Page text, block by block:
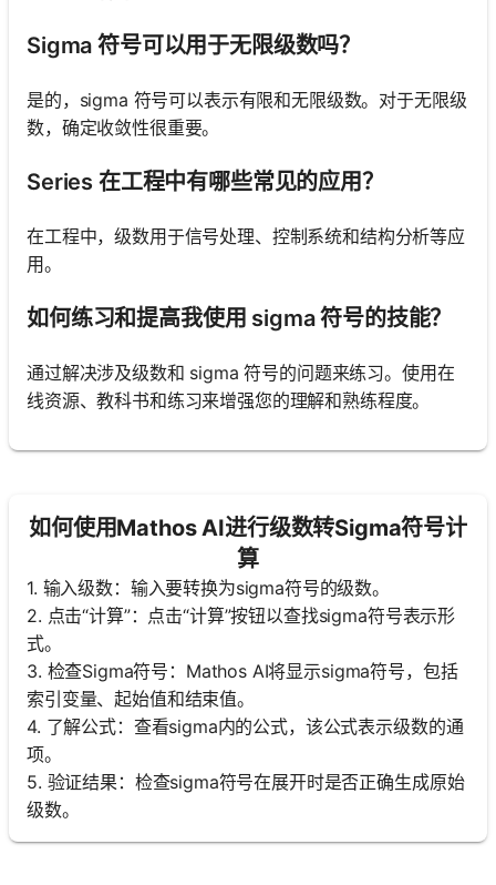
Sigma 符号可以用于无限级数吗？
是的，sigma 符号可以表示有限和无限级数。对于无限级
数，确定收敛性很重要。
Series 在工程中有哪些常见的应用？
在工程中，级数用于信号处理、控制系统和结构分析等应
用。
如何练习和提高我使用 sigma 符号的技能？
通过解决涉及级数和 sigma 符号的问题来练习。使用在
线资源、教科书和练习来增强您的理解和熟练程度。
如何使用Mathos AI进行级数转Sigma符号计
算
1. 输入级数：输入要转换为sigma符号的级数。
2. 点击“计算”：点击“计算”按钮以查找sigma符号表示形
式。
3. 检查Sigma符号：Mathos AI将显示sigma符号，包括
索引变量、起始值和结束值。
4. 了解公式：查看sigma内的公式，该公式表示级数的通
项。
5. 验证结果：检查sigma符号在展开时是否正确生成原始
级数。